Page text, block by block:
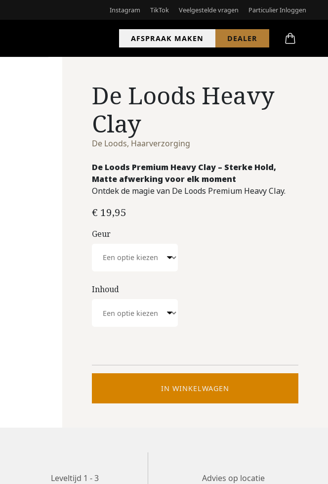
Instagram TikTok Veelgestelde vragen Particulier Inloggen
AFSPRAAK MAKEN DEALER
De Loods Heavy
Clay
De Loods, Haarverzorging
De Loods Premium Heavy Clay – Sterke Hold,
Matte afwerking voor elk moment
Ontdek de magie van De Loods Premium Heavy Clay.
€ 19,95
Geur
Inhoud
IN WINKELWAGEN
Leveltijd 1 - 3
Advies op locatie